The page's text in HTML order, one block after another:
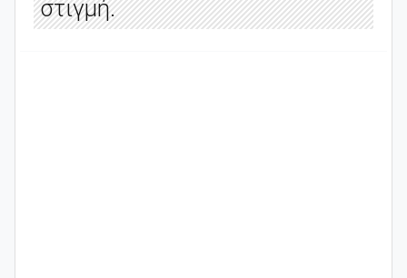
στιγμή.